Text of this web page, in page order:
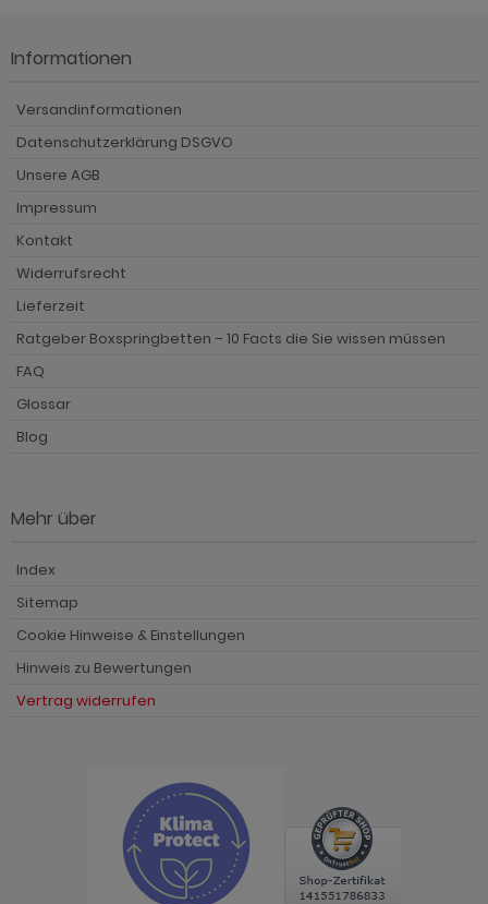
Informationen
Versandinformationen
Datenschutzerklärung DSGVO
Unsere AGB
Impressum
Kontakt
Widerrufsrecht
Lieferzeit
Ratgeber Boxspringbetten – 10 Facts die Sie wissen müssen
FAQ
Glossar
Blog
Mehr über
Index
Sitemap
Cookie Hinweise & Einstellungen
Hinweis zu Bewertungen
Vertrag widerrufen